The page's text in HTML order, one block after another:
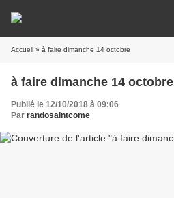
Accueil » à faire dimanche 14 octobre
à faire dimanche 14 octobre
Publié le 12/10/2018 à 09:06
Par randosaintcome